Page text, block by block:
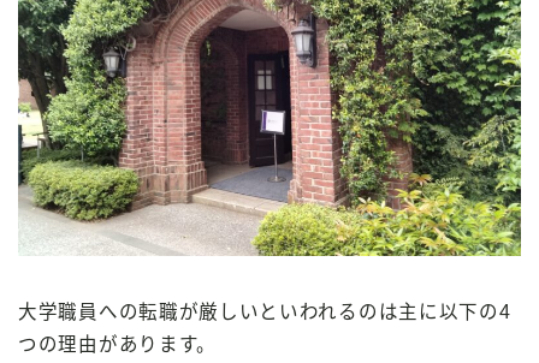
大学職員への転職が厳しいといわれるのは主に以下の4
つの理由があります。